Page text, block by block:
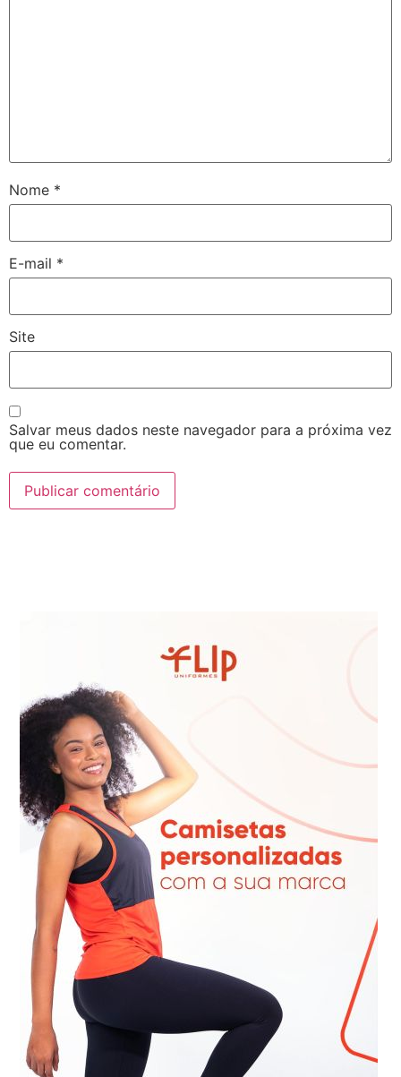
Nome *
E-mail *
Site
Salvar meus dados neste navegador para a próxima vez
que eu comentar.